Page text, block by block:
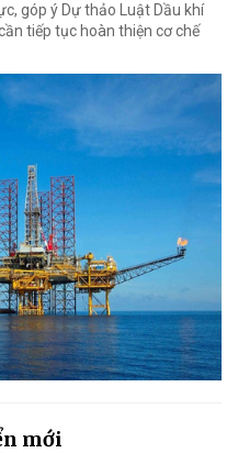
góp ý Dự thảo Luật Dầu khí
tiếp tục hoàn thiện cơ chế
mới